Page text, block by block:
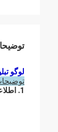
لوگو
1. اطلاعات پایه